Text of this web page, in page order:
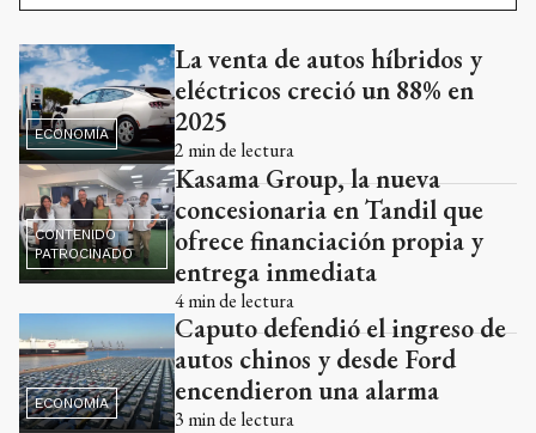
ECONOMÍA
La venta de autos híbridos y
eléctricos creció un 88% en
2025
2 min de lectura
CONTENIDO
PATROCINADO
Kasama Group, la nueva
concesionaria en Tandil que
ofrece financiación propia y
entrega inmediata
4min de lectura
ECONOMÍA
Caputo defendió el ingreso de
autos chinos y desde Ford
encendieron una alarma
3 min de lectura